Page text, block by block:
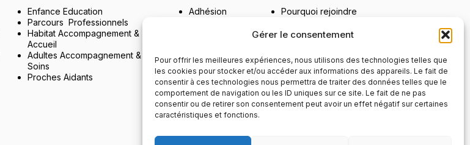
Gérer le consentement
Pour offrir les meilleures expériences, nous utilisons des technologies telles que
les cookies pour stocker et/ou accéder aux informations des appareils. Le fait de
consentir à ces technologies nous permettra de traiter des données telles que le
comportement de navigation ou les ID uniques sur ce site. Le fait de ne pas
consentir ou de retirer son consentement peut avoir un effet négatif sur certaines
caractéristiques et fonctions.
Enfance Education
Parcours Professionnels
Habitat Accompagnement &
Accueil
Adultes Accompagnement &
Soins
Proches Aidants
Adhésion
d’apprentissage
Pourquoi rejoindre
Offres & candidatures